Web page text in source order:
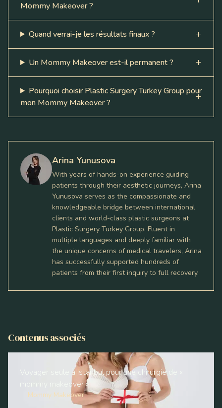
Mommy Makeover ?
Quand verrai-je les résultats finaux ?
Un Mommy Makeover est-il permanent ?
Pourquoi choisir Plastic Surgery Turkey Group pour
mon Mommy Makeover ?
Arina Yunusova
With years of hands-on experience guiding
patients through their aesthetic journeys, Arina
Yunusova serves as the compassionate and
knowledgeable bridge between international
clients and world-class plastic surgeons at
Plastic Surgery Turkey Group. Fluent in
multiple languages and deeply familiar with
the unique concerns of medical travelers, Arina
has successfully supported hundreds of
patients from their first inquiry to full recovery.
Contenus associés
Voyager seule à Istanbul pour une chirurgie de «
mommy makeover »
Mommy Makeover